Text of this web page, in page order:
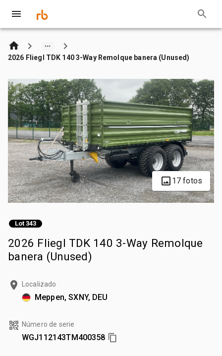
2026 Fliegl TDK 140 3-Way Remolque banera (Unused)
17 fotos
Lot 343
2026 Fliegl TDK 140 3-Way Remolque
banera (Unused)
Localizado
Meppen, SXNY, DEU
Número de serie
WGJ112143TM400358